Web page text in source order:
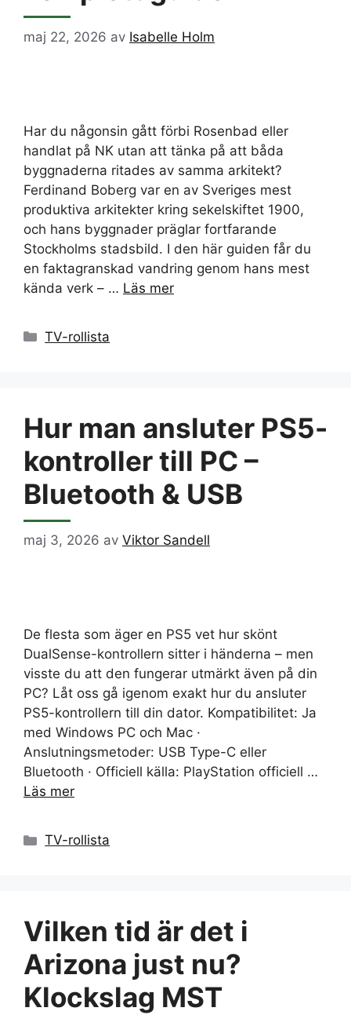
maj 22, 2026 av Isabelle Holm
Har du någonsin gått förbi Rosenbad eller
handlat på NK utan att tänka på att båda
byggnaderna ritades av samma arkitekt?
Ferdinand Boberg var en av Sveriges mest
produktiva arkitekter kring sekelskiftet 1900,
och hans byggnader präglar fortfarande
Stockholms stadsbild. I den här guiden får du
en faktagranskad vandring genom hans mest
kända verk – … Läs mer
Kategorier
TV-rollista
Hur man ansluter PS5-
kontroller till PC –
Bluetooth & USB
maj 3, 2026 av Viktor Sandell
De flesta som äger en PS5 vet hur skönt
DualSense-kontrollern sitter i händerna – men
visste du att den fungerar utmärkt även på din
PC? Låt oss gå igenom exakt hur du ansluter
PS5-kontrollern till din dator. Kompatibilitet: Ja
med Windows PC och Mac ·
Anslutningsmetoder: USB Type-C eller
Bluetooth · Officiell källa: PlayStation officiell …
Läs mer
Kategorier
TV-rollista
Vilken tid är det i
Arizona just nu?
Klockslag MST